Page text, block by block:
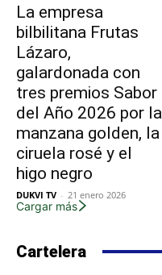
La empresa
bilbilitana Frutas
Lázaro,
galardonada con
tres premios Sabor
del Año 2026 por la
manzana golden, la
ciruela rosé y el
higo negro
DUKVI TV - 21 enero 2026
Cargar más
Cartelera